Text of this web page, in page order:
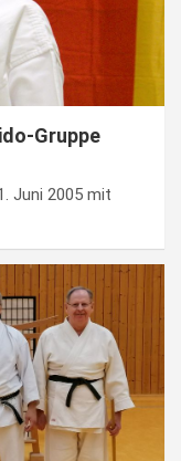
Gruppe
Juni 2005 mit